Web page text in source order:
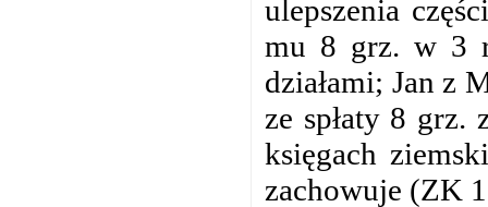
ulepszenia
mu 8 grz. w 3
działami; Jan z
ze spłaty 8 grz.
księgach
zachowuje (ZK